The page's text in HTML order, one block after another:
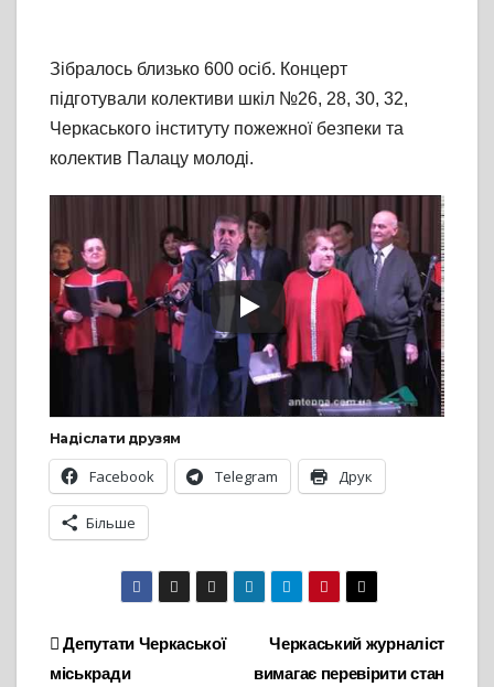
Зібралось близько 600 осіб. Концерт
підготували колективи шкіл №26, 28, 30, 32,
Черкаського інституту пожежної безпеки та
колектив Палацу молоді.
Надіслати друзям
Facebook Telegram Друк
Більше
Навігація
Черкаський журналіст
вимагає перевірити стан
Депутати Черкаської
міськради